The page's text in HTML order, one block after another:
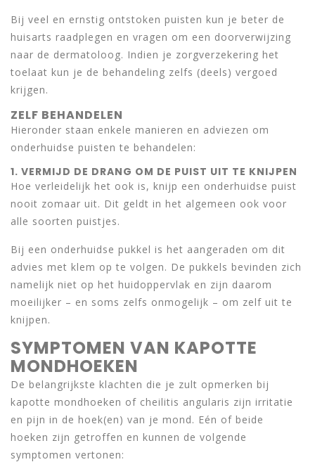
Bij veel en ernstig ontstoken puisten kun je beter de
huisarts raadplegen en vragen om een doorverwijzing
naar de dermatoloog. Indien je zorgverzekering het
toelaat kun je de behandeling zelfs (deels) vergoed
krijgen.
ZELF BEHANDELEN
Hieronder staan enkele manieren en adviezen om
onderhuidse puisten te behandelen:
1. VERMIJD DE DRANG OM DE PUIST UIT TE KNIJPEN
Hoe verleidelijk het ook is, knijp een onderhuidse puist
nooit zomaar uit. Dit geldt in het algemeen ook voor
alle soorten puistjes.
Bij een onderhuidse pukkel is het aangeraden om dit
advies met klem op te volgen. De pukkels bevinden zich
namelijk niet op het huidoppervlak en zijn daarom
moeilijker – en soms zelfs onmogelijk – om zelf uit te
knijpen.
SYMPTOMEN VAN KAPOTTE
MONDHOEKEN
De belangrijkste klachten die je zult opmerken bij
kapotte mondhoeken of cheilitis angularis zijn irritatie
en pijn in de hoek(en) van je mond. Eén of beide
hoeken zijn getroffen en kunnen de volgende
symptomen vertonen: